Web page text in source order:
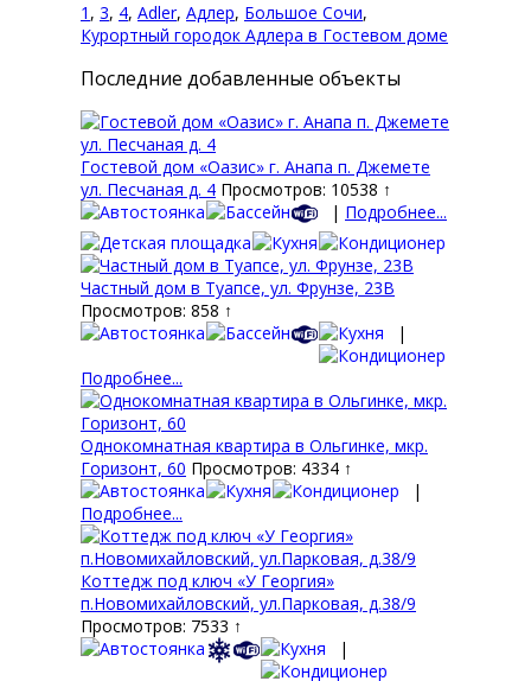
1 , 3, 4, Adler, Адлер, Большое Сочи,
Курортный городок Адлера в Гостевом доме
Последние добавленные объекты
Гостевой дом «Оазис» г. Анапа п. Джемете
ул. Песчаная д. 4 Просмотров: 10538 ↑
| Подробнее...
Частный дом в Туапсе, ул. Фрунзе, 23В
Просмотров: 858 ↑
|
Подробнее...
Однокомнатная квартира в Ольгинке, мкр.
Горизонт, 60 Просмотров: 4334 ↑
|
Подробнее...
Коттедж под ключ «У Георгия»
п.Новомихайловский, ул.Парковая, д.38/9
Просмотров: 7533 ↑
|